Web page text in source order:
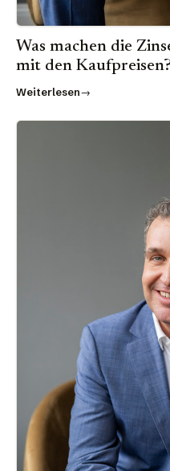
Was machen die
mit den Kaufpreisen?
Weiterlesen